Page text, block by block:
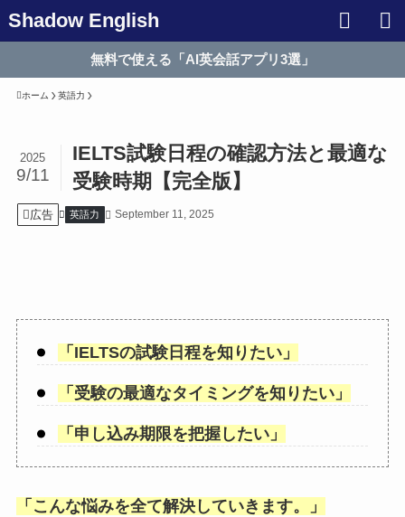
Shadow English
無料で使える「AI英会話アプリ3選」
ホーム 英語力
IELTS試験日程の確認方法と最適な
受験時期【完全版】
2025
9/11
広告 英語力 September 11, 2025
「 IELTSの試験日程を知りたい」
「 受験の最適なタイミングを知りたい」
「 申し込み期限を把握したい」
「 こんな悩みを全て解決していきます。 」